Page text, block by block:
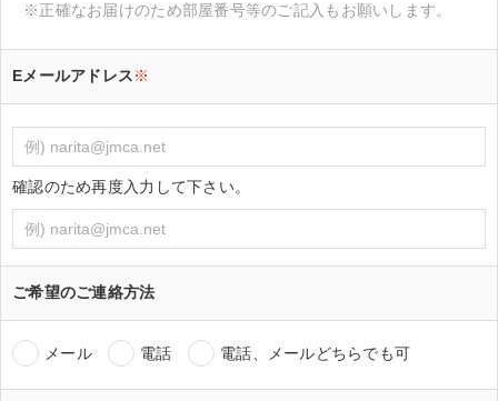
※正確なお届けのため部屋番号等のご記入もお願いします。
Eメールアドレス※
確認のため再度入力して下さい。
ご希望のご連絡方法
メール 電話 電話、メールどちらでも可